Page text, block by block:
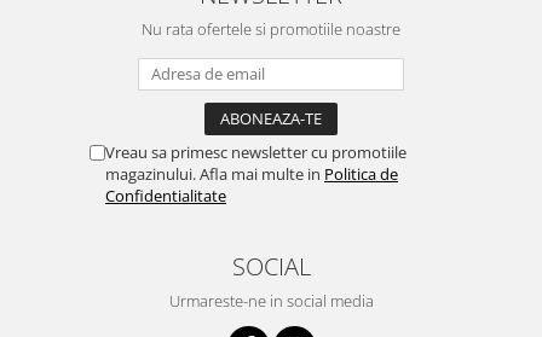
Nu rata ofertele si promotiile noastre
Vreau sa primesc newsletter cu promotiile
magazinului. Afla mai multe in Politica de
Confidentialitate
SOCIAL
Urmareste-ne in social media